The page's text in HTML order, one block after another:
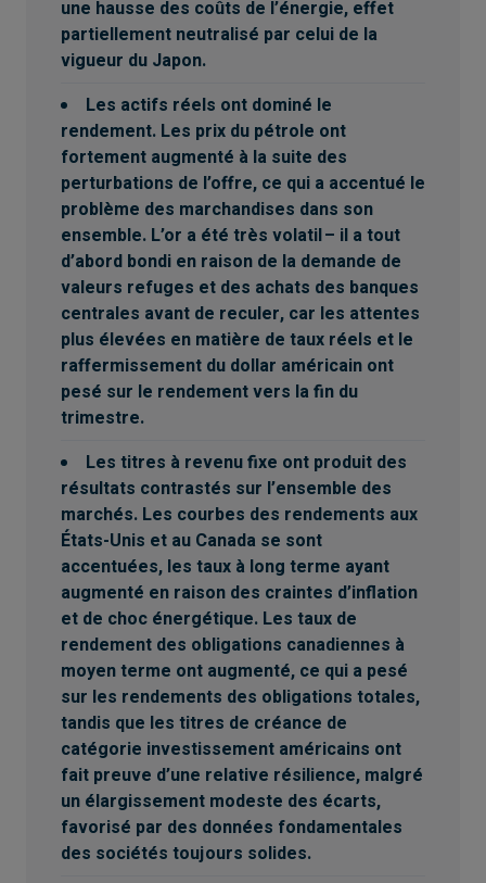
une hausse des coûts de l’énergie, effet
partiellement neutralisé par celui de la
vigueur du Japon.
Les actifs réels ont dominé le
rendement. Les prix du pétrole ont
fortement augmenté à la suite des
perturbations de l’offre, ce qui a accentué le
problème des marchandises dans son
ensemble. L’or a été très volatil – il a tout
d’abord bondi en raison de la demande de
valeurs refuges et des achats des banques
centrales avant de reculer, car les attentes
plus élevées en matière de taux réels et le
raffermissement du dollar américain ont
pesé sur le rendement vers la fin du
trimestre.
Les titres à revenu fixe ont produit des
résultats contrastés sur l’ensemble des
marchés. Les courbes des rendements aux
États-Unis et au Canada se sont
accentuées, les taux à long terme ayant
augmenté en raison des craintes d’inflation
et de choc énergétique. Les taux de
rendement des obligations canadiennes à
moyen terme ont augmenté, ce qui a pesé
sur les rendements des obligations totales,
tandis que les titres de créance de
catégorie investissement américains ont
fait preuve d’une relative résilience, malgré
un élargissement modeste des écarts,
favorisé par des données fondamentales
des sociétés toujours solides.